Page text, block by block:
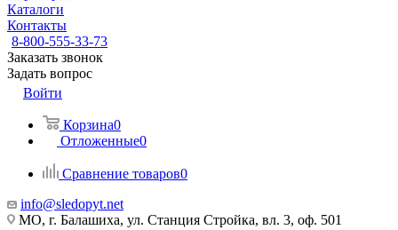
Каталоги
Контакты
8-800-555-33-73
Заказать звонок
Задать вопрос
Войти
Корзина0
Отложенные0
Сравнение товаров0
info@sledopyt.net
МО, г. Балашиха, ул. Станция Стройка, вл. 3, оф. 501